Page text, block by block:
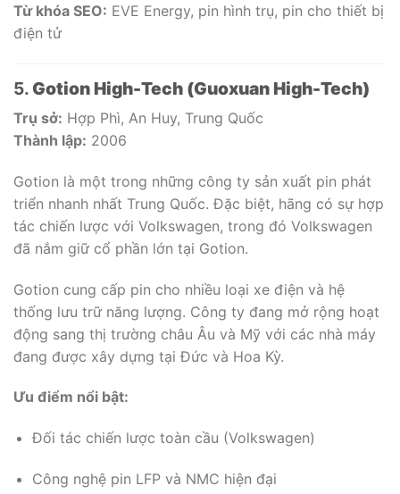
Từ khóa SEO: EVE Energy, pin hình trụ, pin cho thiết bị
điện tử
5. Gotion High-Tech (Guoxuan High-Tech)
Trụ sở: Hợp Phì, An Huy, Trung Quốc
Thành lập: 2006
Gotion là một trong những công ty sản xuất pin phát
triển nhanh nhất Trung Quốc. Đặc biệt, hãng có sự hợp
tác chiến lược với Volkswagen, trong đó Volkswagen
đã nắm giữ cổ phần lớn tại Gotion.
Gotion cung cấp pin cho nhiều loại xe điện và hệ
thống lưu trữ năng lượng. Công ty đang mở rộng hoạt
động sang thị trường châu Âu và Mỹ với các nhà máy
đang được xây dựng tại Đức và Hoa Kỳ.
Ưu điểm nổi bật:
Đối tác chiến lược toàn cầu (Volkswagen)
Công nghệ pin LFP và NMC hiện đại